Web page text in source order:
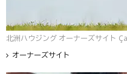
北洲ハウジング オーナーズサイト
オーナーズサイト